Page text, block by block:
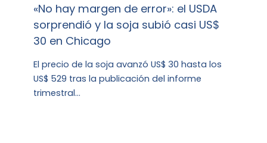
«No hay margen de error»: el USDA
sorprendió y la soja subió casi US$
30 en Chicago
El precio de la soja avanzó US$ 30 hasta los
US$ 529 tras la publicación del informe
trimestral…